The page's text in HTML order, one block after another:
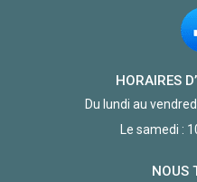
HORAIRES
Du lundi au
Le samedi :
NOUS